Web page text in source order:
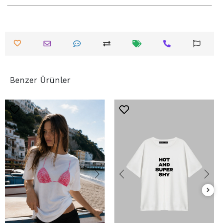
Benzer Ürünler